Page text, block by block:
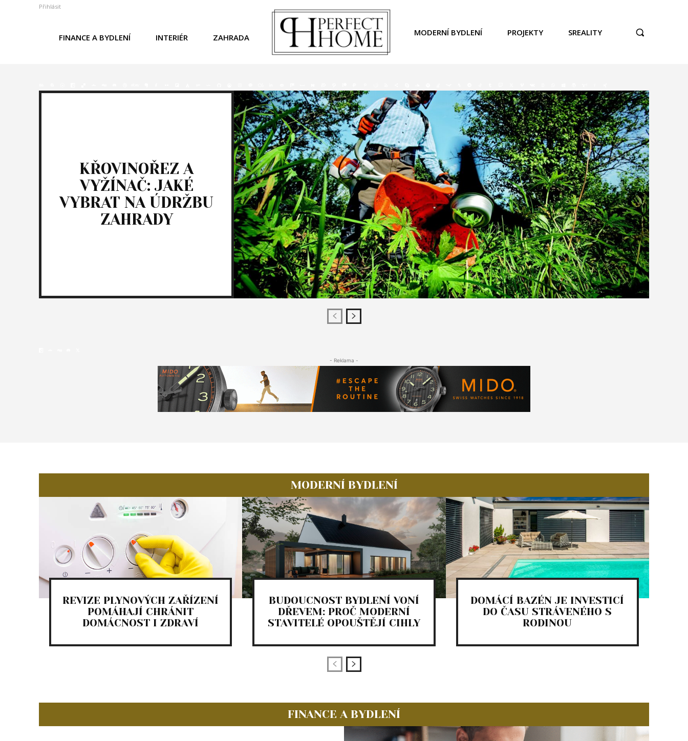
Přihlásit
FINANCE A BYDLENÍ INTERIÉR ZAHRADA
MODERNÍ BYDLENÍ PROJEKTY SREALITY
KŘOVINOŘEZ A
VYŽÍNAČ: JAKÉ
VYBRAT NA ÚDRŽBU
ZAHRADY
- Reklama -
MODERNÍ BYDLENÍ
REVIZE PLYNOVÝCH ZAŘÍZENÍ
POMÁHAJÍ CHRÁNIT
DOMÁCNOST I ZDRAVÍ
BUDOUCNOST BYDLENÍ VONÍ
DŘEVEM: PROČ MODERNÍ
STAVITELÉ OPOUŠTĚJÍ CIHLY
DOMÁCÍ BAZÉN JE INVESTICÍ
DO ČASU STRÁVENÉHO S
RODINOU
FINANCE A BYDLENÍ